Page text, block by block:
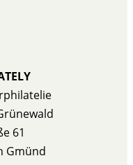
61
Gmünd